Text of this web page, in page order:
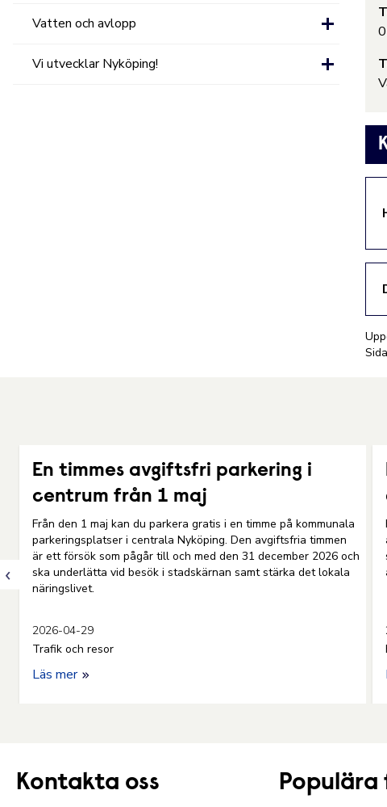
Vatten och avlopp
Vi utvecklar Nyköping!
En timmes avgiftsfri parkering i
centrum från 1 maj
Från den 1 maj kan du parkera gratis i en timme på kommunala
parkeringsplatser i centrala Nyköping. Den avgiftsfria timmen
är ett försök som pågår till och med den 31 december 2026 och
ska underlätta vid besök i stadskärnan samt stärka det lokala
näringslivet.
2026-04-29
Trafik och resor
Läs mer
Kontakta oss